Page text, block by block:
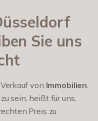
Sie uns
von Immobilien.
zu sein, heißt für uns,
Preis zu